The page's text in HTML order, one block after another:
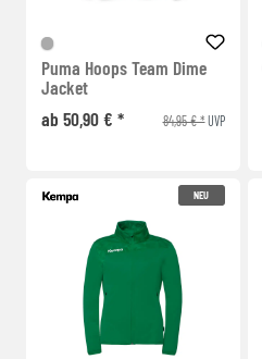
Puma Hoops Team Dime
Jacket
ab 50,90 € *
84,95 € *UVP
NEU